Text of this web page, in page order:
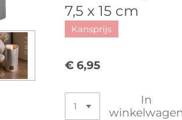
7,5 x 15 cm
Kansprijs
€ 6,95
In